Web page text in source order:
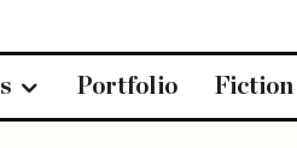
Portfolio Fiction